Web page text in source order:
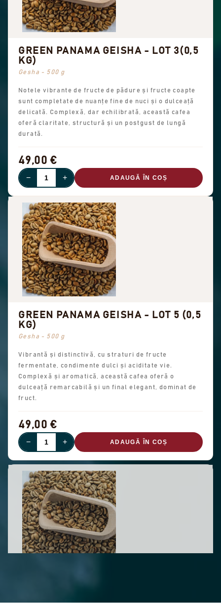
GREEN PANAMA GEISHA - LOT 3(0,5
KG)
Gesha - 500 g
Notele vibrante de fructe de pădure și fructe coapte
sunt completate de nuanțe fine de nuci și o dulceață
delicată. Complexă, dar echilibrată, această cafea
oferă claritate, structură și un postgust de lungă
durată.
49,00 €
− + ADAUGĂ ÎN COȘ
GREEN PANAMA GEISHA - LOT 5 (0,5
KG)
Gesha - 500 g
Vibrantă și distinctivă, cu straturi de fructe
fermentate, condimente dulci și aciditate vie.
Complexă și aromatică, această cafea oferă o
dulceață remarcabilă și un final elegant, dominat de
fruct.
49,00 €
− + ADAUGĂ ÎN COȘ
EPUIZAT